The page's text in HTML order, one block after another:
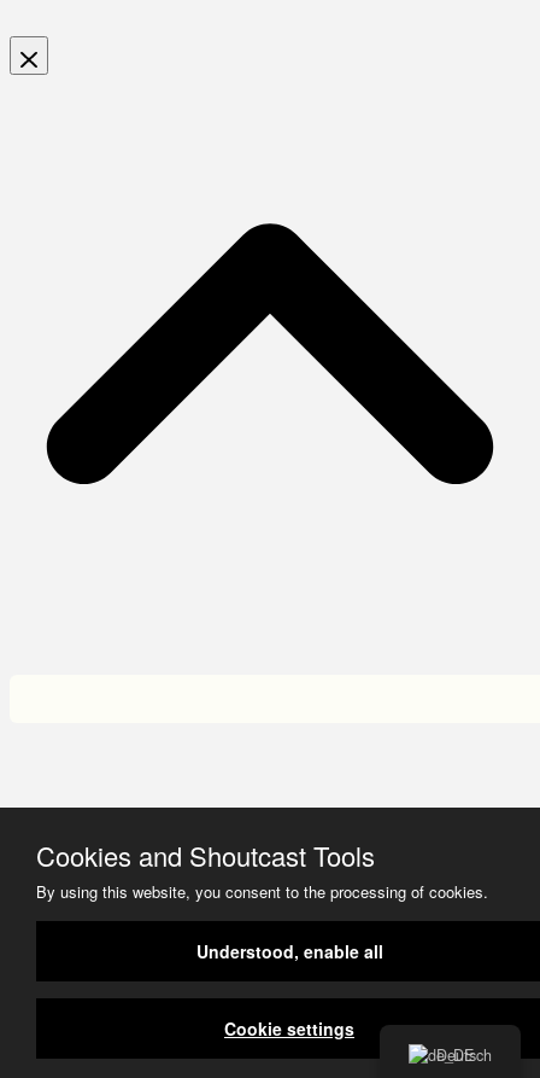
Deutsch
Cookies and Shoutcast Tools
By using this website, you consent to the processing of cookies.
Understood, enable all
Cookie settings